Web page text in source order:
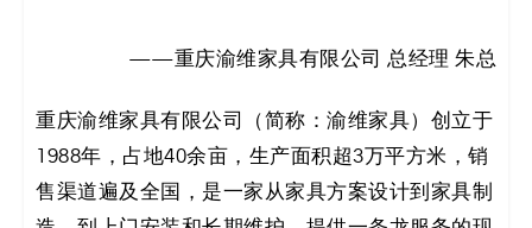
_
零
——重庆渝维家具有限公司 总经理 朱总
重庆渝维家具有限公司（简称：渝维家具）创立于
1988年，占地40余亩，生产面积超3万平方米，销
售渠道遍及全国，是一家从家具方案设计到家具制